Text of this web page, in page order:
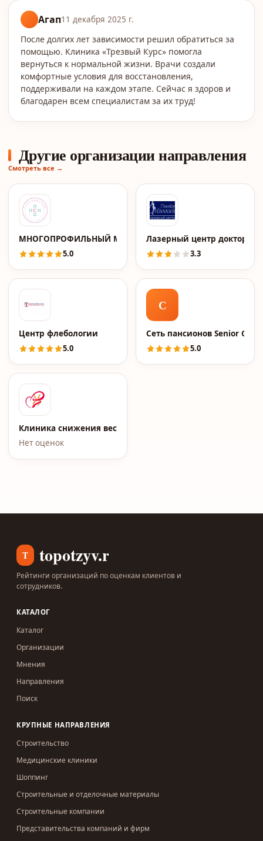
Агап11 декабря 2025 г.
После долгих лет зависимости решил обратиться за
помощью. Клиника «Трезвый Курс» помогла
вернуться к нормальной жизни. Врачи создали
комфортные условия для восстановления,
поддерживали на каждом этапе. Сейчас я здоров и
благодарен всем специалистам за их труд!
Другие организации направления
Смотреть все →
МНОГОПРОФИЛЬНЫЙ МЕДИЦИНСКИЙ ЦЕНТР
5.0
Лазерный центр доктора
3.3
Центр флебологии
5.0
С
Сеть пансионов Senior
5.0
Клиника снижения веса Елены Малышевой
Нет оценок
T topotzyv.ru
Рейтинги организаций по оценкам клиентов и
сотрудников.
КАТАЛОГ
Каталог
Организации
Мнения
Направления
Поиск
КРУПНЫЕ НАПРАВЛЕНИЯ
Строительство
Медицинские клиники
Шоппинг
Строительные и отделочные материалы
Строительные компании
Представительства компаний и фирм